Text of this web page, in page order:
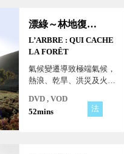
漂綠～林地復育的挑戰
L’ARBRE : QUI CACHE
LA FORÊT
氣候變遷導致極端氣候，
熱浪、乾旱、洪災及火災
生在我們周遭。歐洲聯盟
預計在2030年前種植30
DVD , VOD
52mins
法